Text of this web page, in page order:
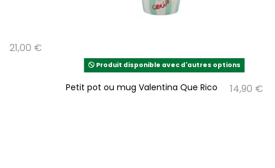
21,00 €
Produit disponible avec d'autres options
Petit pot ou mug Valentina Que Rico 14,90 €